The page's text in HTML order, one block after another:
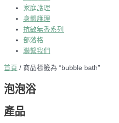
家庭護理
身體護理
抗敏無香系列
部落格
聯繫我們
首頁 / 商品標籤為 “bubble bath”
泡泡浴
產品